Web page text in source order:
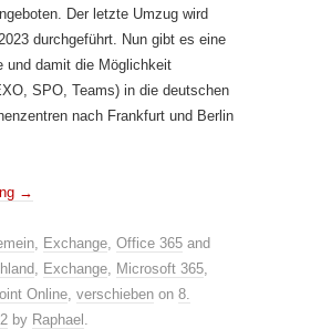
Der letzte Umzug wird
durchgeführt. Nun gibt es eine
und damit die Möglichkeit
SPO, Teams) in die deutschen
nach Frankfurt und Berlin
→
, Exchange, Office 365 and
, Exchange, Microsoft 365,
Online, verschieben on 8.
by Raphael .